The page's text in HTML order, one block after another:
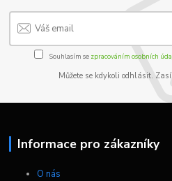
Souhlasím se zpracováním osobních
Můžete se kdykoli odhlásit.
Informace pro zákazníky
O nás